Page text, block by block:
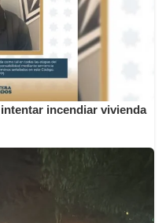
incendiar vivienda